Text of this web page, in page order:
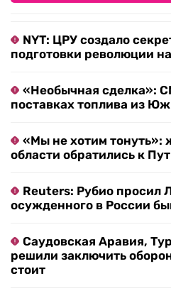
NYT: ЦРУ создало
подготовки революции
«Необычная сделка»:
поставках топлива из
«Мы не хотим тонуть»:
области обратились к
Reuters: Рубио просил
осужденного в России
Саудовская Аравия,
решили заключить
стоит